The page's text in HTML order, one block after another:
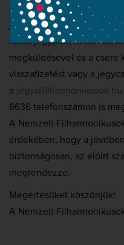
személyesen csak a Károly
jegypénztárban van
külső jegypénztárban
megküldésével és a csere
visszafizetést vagy a
a jegy@filharmonikusok.hu
6636 telefonszámon is
A Nemzeti
érdekében, hogy a
biztonságosan, az előírt
megrendezze.
Megértésüket köszönjük!
A Nemzeti